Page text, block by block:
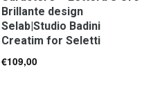
Brillante design
Selab|Studio Badini
Creatim for Seletti
€109,00